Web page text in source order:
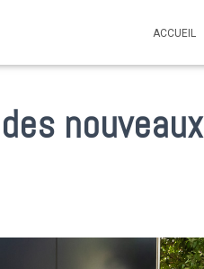
ACCUEIL
nouveaux